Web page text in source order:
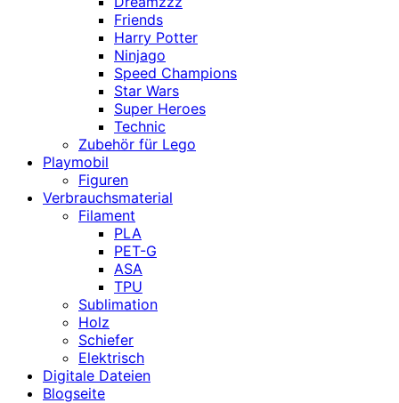
Friends
Harry Potter
Ninjago
Speed Champions
Star Wars
Super Heroes
Technic
Zubehör für Lego
Playmobil
Figuren
Verbrauchsmaterial
Filament
PLA
PET-G
ASA
TPU
Sublimation
Holz
Schiefer
Elektrisch
Digitale Dateien
Blogseite